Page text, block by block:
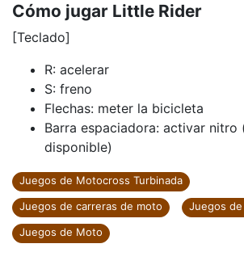
Cómo jugar Little Rider
[Teclado]
R: acelerar
S: freno
Flechas: meter la bicicleta
Barra espaciadora: activar nitro
disponible)
Juegos de Motocross Turbinada
Juegos de carreras de moto
Juegos
Juegos de Moto